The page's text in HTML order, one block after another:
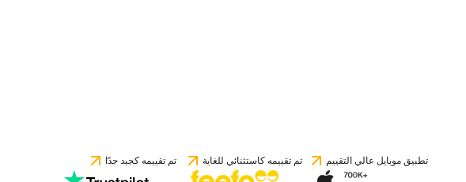
تطبيق موبايل عالي التقييم تم تقييمه كاستثنائي للغاية تم تقييمه كجيد جدًا